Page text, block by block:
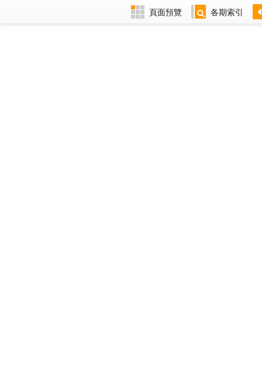
頁面預覽 各期索引